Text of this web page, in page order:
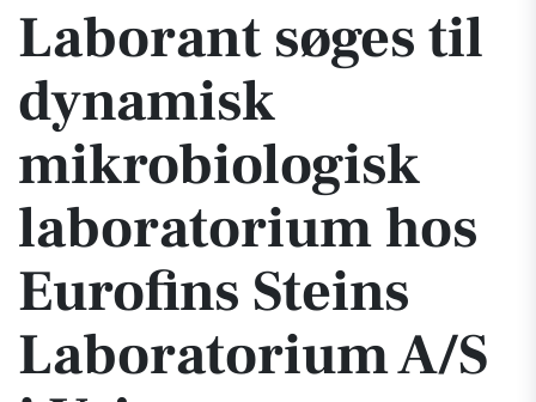
Laborant søges til
dynamisk
mikrobiologisk
laboratorium hos
Eurofins Steins
Laboratorium A/S